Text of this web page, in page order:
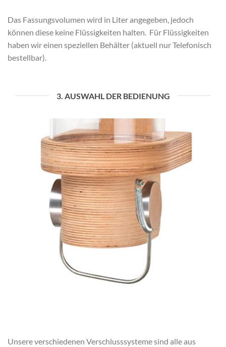
Das Fassungsvolumen wird in Liter angegeben, jedoch
können diese keine Flüssigkeiten halten. Für Flüssigkeiten
haben wir einen speziellen Behälter (aktuell nur Telefonisch
bestellbar).
3. AUSWAHL DER BEDIENUNG
Unsere verschiedenen Verschlusssysteme sind alle aus